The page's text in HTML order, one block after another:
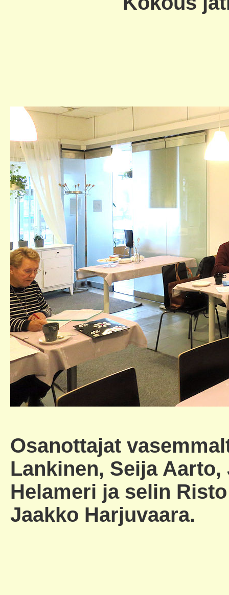
Osanottajat
Lankinen, Seija
Helameri ja selin
Jaakko Harjuvaara.